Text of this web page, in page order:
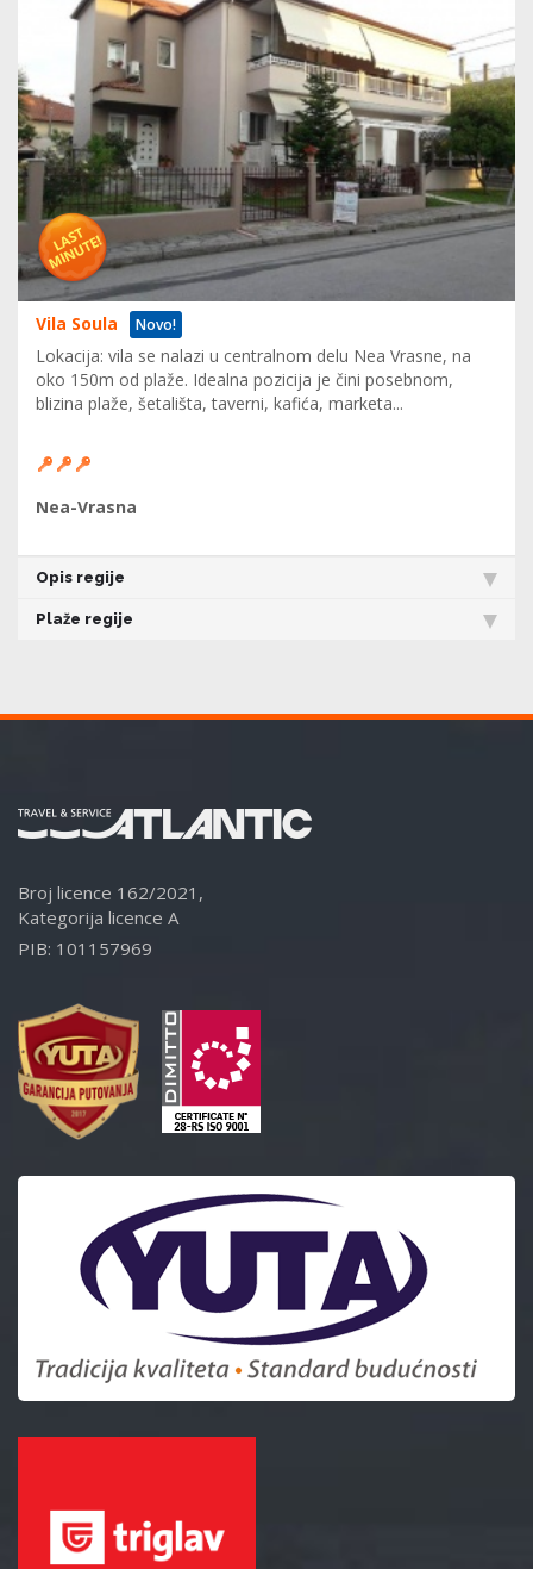
Vila Soula Novo!
Lokacija: vila se nalazi u centralnom delu Nea Vrasne, na
oko 150m od plaže. Idealna pozicija je čini posebnom,
blizina plaže, šetališta, taverni, kafića, marketa...
Nea-Vrasna
Opis regije
Plaže regije
Broj licence 162/2021,
Kategorija licence A
PIB: 101157969